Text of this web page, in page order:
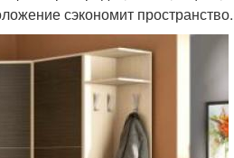
сэкономит пространство.